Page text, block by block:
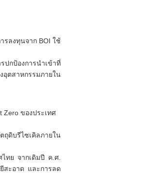
รลงทุนจาก BOI ใช้
ปกป้องการนำเข้าที่
อุตสาหกรรมภายใน
Zero ของประเทศ
ถุดิบรีไซเคิลภายใน
ทย จากเดิมปี ค.ศ.
สะอาด และการลด